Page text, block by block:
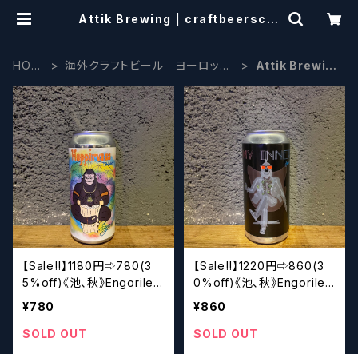
Attik Brewing | craftbeerscis
HOM
海外クラフトビール ヨーロッパ
Attik Brewin
【Sale‼︎】1180円⇨780(3
5%off)《池、秋》Engorile
Hoppirvana TDH New
¥780
SOLD OUT
【Sale‼︎】1220円⇨860(3
0%off)《池、秋》Engorile
My Inner TDH DIPA
¥860
SOLD OUT